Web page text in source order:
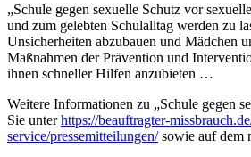
„Schule gegen sexuelle Schutz vor
und zum gelebten Schulalltag werden zu
Unsicherheiten abzubauen und Mädchen
Maßnahmen der Prävention und
ihnen schneller Hilfen anzubieten …
Weitere Informationen zu „Schule gegen
Sie unterhttps://beauftragter-
service/pressemitteilungen/sowie auf dem